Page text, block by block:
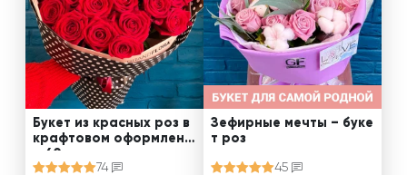
Букет из красных роз в
крафтовом оформлени
и 60 см
74
Зефирные мечты – буке
т роз
45